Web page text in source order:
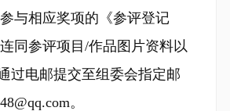
与相应奖项的《参评登记
同参评项目/作品图片资料以
过电邮提交至组委会指定邮
。